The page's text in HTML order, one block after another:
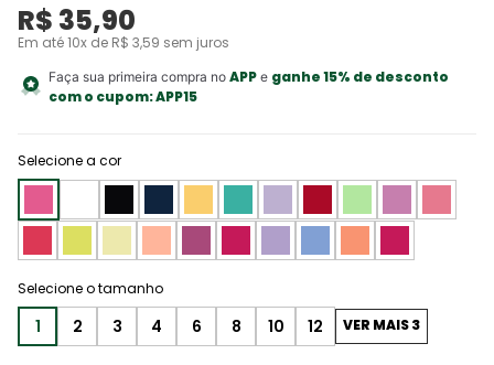
R$ 35,90
Em até10x de R$ 3,59 sem juros
Faça sua primeira compra no APPe ganhe 15% de desconto
com o cupom:APP15
Selecione a cor
1 2 3 4 6 8 10 12 VER MAIS 3